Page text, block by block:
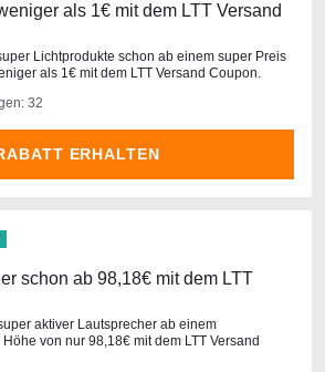
als 1€ mit dem LTT Versand
Lichtprodukte schon ab einem super Preis
als 1€ mit dem LTT Versand Coupon.
32
ERHALTEN
schon ab 98,18€ mit dem LTT
aktiver Lautsprecher ab einem
von nur 98,18€ mit dem LTT Versand